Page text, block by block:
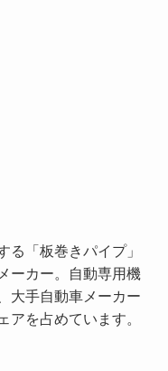
る「板巻きパイプ」
ーカー。自動専用機
大手自動車メーカー
アを占めています。